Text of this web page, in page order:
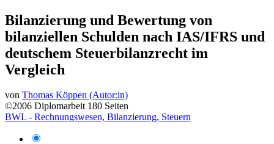
Bilanzierung und Bewertung von
bilanziellen Schulden nach IAS/IFRS und
deutschem Steuerbilanzrecht im
Vergleich
von Thomas Köppen (Autor:in)
©2006 Diplomarbeit 180 Seiten
BWL - Rechnungswesen, Bilanzierung, Steuern